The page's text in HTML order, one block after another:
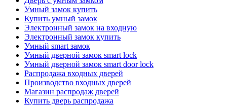
Умный замок купить
Купить умный замок
Электронный замок на входную
Электронный замок купить
Умный smart замок
Умный дверной замок smart lock
Умный дверной замок smart door lock
Распродажа входных дверей
Производство входных дверей
Магазин распродаж дверей
Купить дверь распродажа